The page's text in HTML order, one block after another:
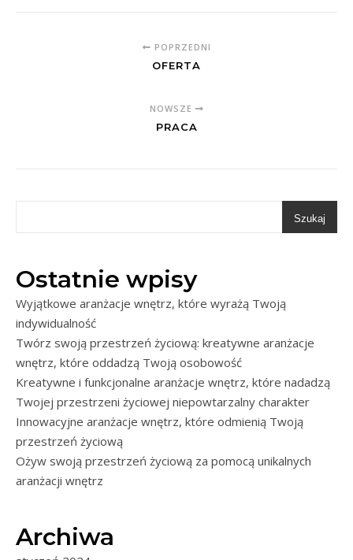
POPRZEDNI
OFERTA
NOWSZE
PRACA
Szukaj
Ostatnie wpisy
Wyjątkowe aranżacje wnętrz, które wyrażą Twoją
indywidualność
Twórz swoją przestrzeń życiową: kreatywne aranżacje
wnętrz, które oddadzą Twoją osobowość
Kreatywne i funkcjonalne aranżacje wnętrz, które nadadzą
Twojej przestrzeni życiowej niepowtarzalny charakter
Innowacyjne aranżacje wnętrz, które odmienią Twoją
przestrzeń życiową
Ożyw swoją przestrzeń życiową za pomocą unikalnych
aranżacji wnętrz
Archiwa